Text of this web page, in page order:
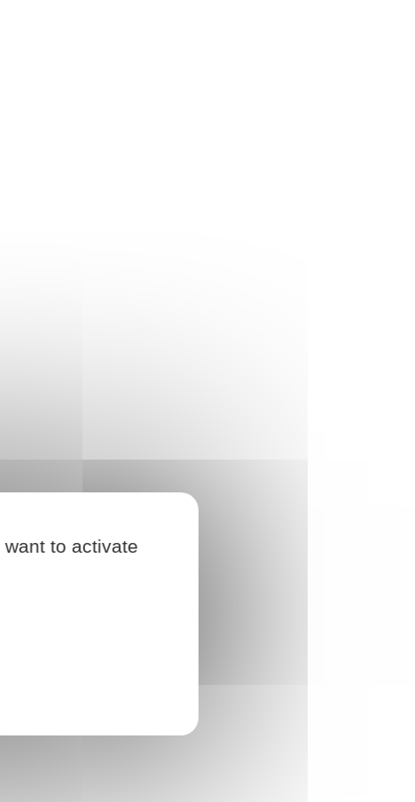
to activate